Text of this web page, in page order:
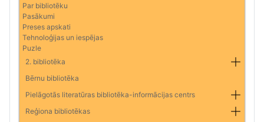
Par bibliotēku
Pasākumi
Preses apskati
Tehnoloģijas un iespējas
Puzle
2. bibliotēka
Bērnu bibliotēka
Pielāgotās literatūras bibliotēka-informācijas centrs
Reģiona bibliotēkas